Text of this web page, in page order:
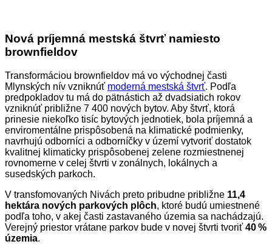
Nová príjemná mestská štvrť namiesto
brownfieldov
Transformáciou brownfieldov má vo východnej časti
Mlynských nív vzniknúť moderná mestská štvrť. Podľa
predpokladov tu má do pätnástich až dvadsiatich rokov
vzniknúť približne 7 400 nových bytov. Aby štvrť, ktorá
prinesie niekoľko tisíc bytových jednotiek, bola príjemná a
enviromentálne prispôsobená na klimatické podmienky,
navrhujú odborníci a odborníčky v území vytvoriť dostatok
kvalitnej klimaticky prispôsobenej zelene rozmiestnenej
rovnomerne v celej štvrti v zonálnych, lokálnych a
susedských parkoch.
V transfomovaných Nivách preto pribudne približne 11,4
hektára nových parkových plôch, ktoré budú umiestnené
podľa toho, v akej časti zastavaného územia sa nachádzajú.
Verejný priestor vrátane parkov bude v novej štvrti tvoriť 40 %
územia.